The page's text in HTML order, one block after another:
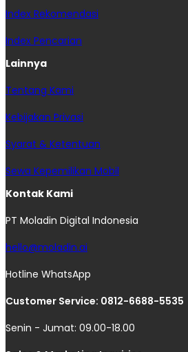
Index Rekomendasi
Index Pencarian
Lainnya
Tentang Kami
Kebijakan Privasi
Syarat & Ketentuan
Sewa Kepemilikan Mobil
Kontak Kami
PT Moladin Digital Indonesia
hello@moladin.ai
Hotline WhatsApp
Customer Service: 0812-6688-5535
Senin - Jumat: 09.00-18.00